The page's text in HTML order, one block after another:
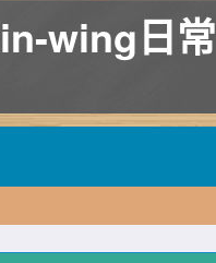
wing日常